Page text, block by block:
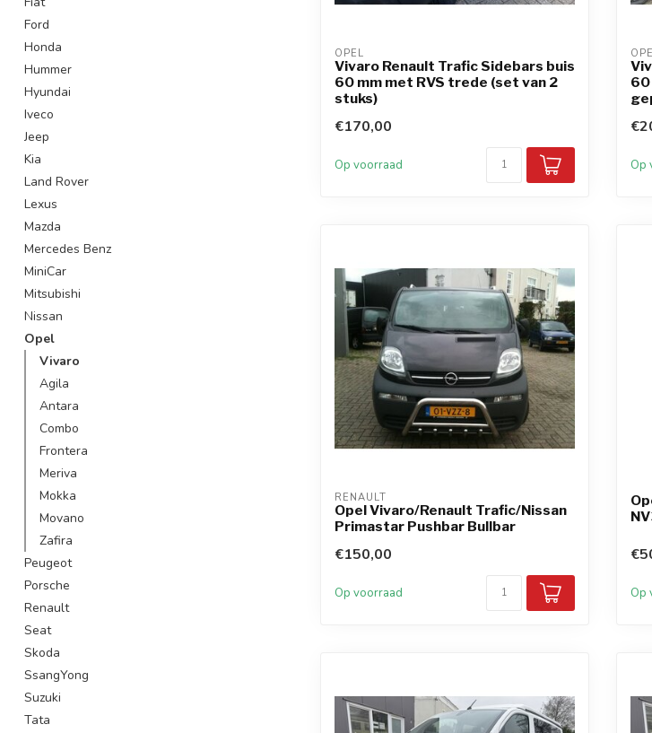
Ford
Honda
Hummer
Hyundai
Iveco
Jeep
Kia
Land Rover
Lexus
Mazda
Mercedes Benz
MiniCar
Mitsubishi
Nissan
Opel
Vivaro
Agila
Antara
Combo
Frontera
Meriva
Mokka
Movano
Zafira
Peugeot
Porsche
Renault
Seat
Skoda
SsangYong
Suzuki
Tata
OPEL
Vivaro Renault Trafic Sidebars buis
60 mm met RVS trede (set van 2
stuks)
€170,00
Op voorraad
60
Op
RENAULT
Opel Vivaro/Renault Trafic/Nissan
Primastar Pushbar Bullbar
€150,00
Op voorraad Op